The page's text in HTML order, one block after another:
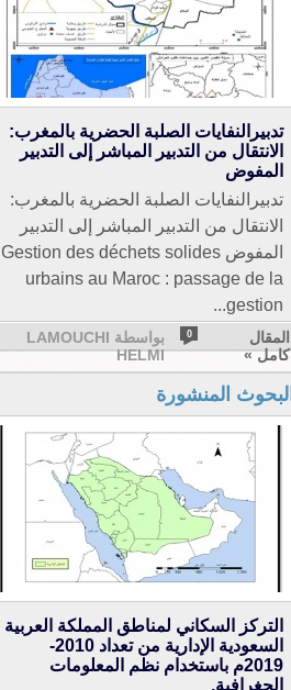
تدبيرالنفايات الصلبة الحضرية بالمغرب:
الانتقال من التدبير المباشر إلى التدبير
المفوض
تدبيرالنفايات الصلبة الحضرية بالمغرب:
الانتقال من التدبير المباشر إلى التدبير
المفوض Gestion des déchets solides
urbains au Maroc : passage de la
gestion...
بواسطة LAMOUCHI
HELMI
0
المقال
كامل »
البحوث المنشورة
التركز السكاني لمناطق المملكة العربية
السعودية الإدارية من تعداد 2010-
2019م باستخدام نظم المعلومات
الجغرافية.